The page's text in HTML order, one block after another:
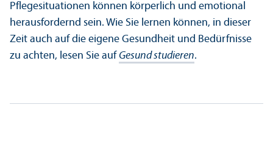
Pflegesituationen können körperlich und emotional
herausfordernd sein. Wie Sie lernen können, in dieser
Zeit auch auf die eigene Gesundheit und Bedürfnisse
zu achten, lesen Sie aufGesund studieren.